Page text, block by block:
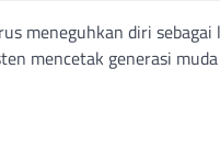
meneguhkan diri
mencetak generasi